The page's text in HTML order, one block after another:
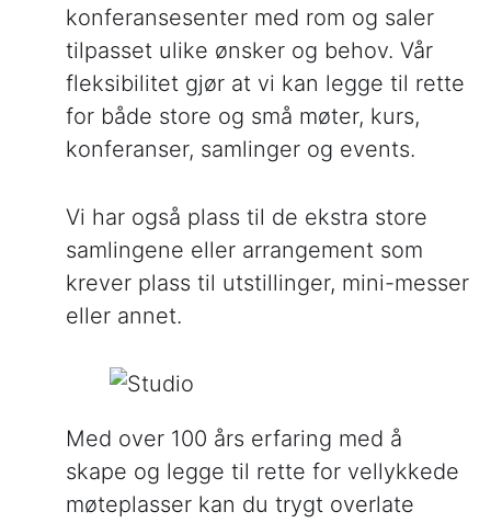
konferansesenter med rom og saler
tilpasset ulike ønsker og behov. Vår
fleksibilitet gjør at vi kan legge til rette
for både store og små møter, kurs,
konferanser, samlinger og events.
Vi har også plass til de ekstra store
samlingene eller arrangement som
krever plass til utstillinger, mini-messer
eller annet.
Med over 100 års erfaring med å
skape og legge til rette for vellykkede
møteplasser kan du trygt overlate